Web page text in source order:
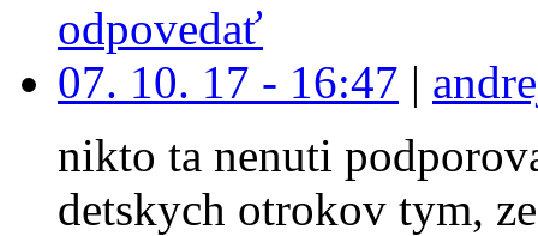
odpovedať
07. 10. 17 - 16:47 |
nikto ta nenuti
detskych otrokov tym,